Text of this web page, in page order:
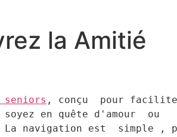
la Amitié
seniors , conçu  pour
en quête d'amour  ou
navigation est  simple ,